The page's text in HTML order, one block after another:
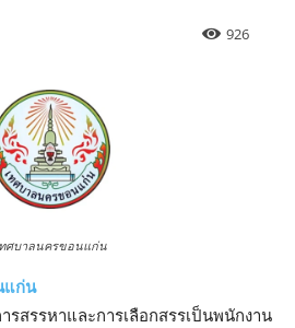
926
ศบาลนครขอนแก่น
แก่น
รสรรหาและการเลือกสรรเป็นพนักงาน